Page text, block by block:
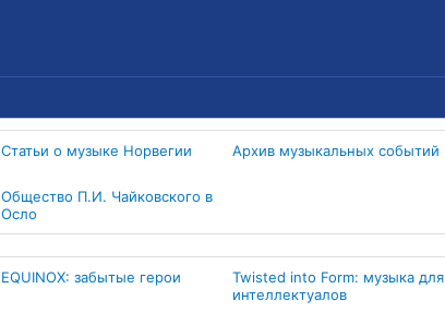
Статьи о музыке Норвегии Архив музыкальных событий
Общество П.И. Чайковского в
Осло
EQUINOX: забытые герои
Twisted into Form: музыка для
интеллектуалов